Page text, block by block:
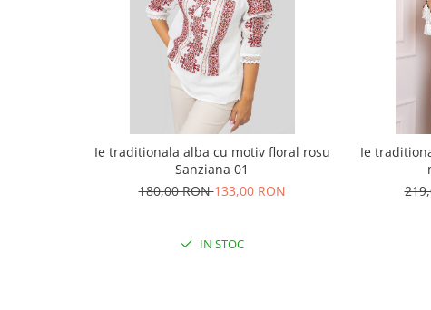
Ie traditionala alba cu motiv floral rosu
Sanziana 01
180,00 RON133,00 RON
IN STOC
Ie